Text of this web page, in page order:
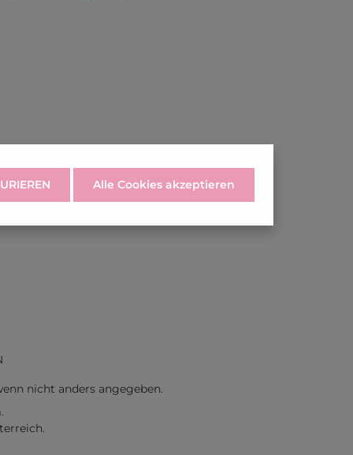
nicht anders angegeben.
Alle Cookies akzeptieren